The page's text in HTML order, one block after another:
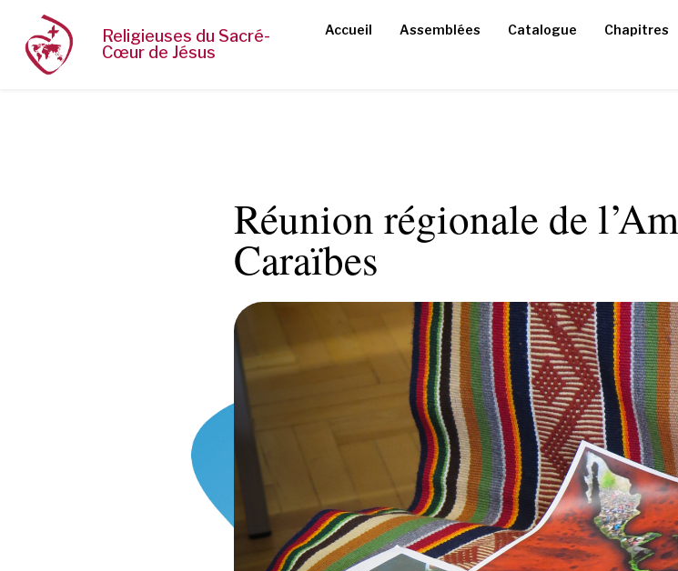
Religieuses du Sacré-
Cœur de Jésus
Accueil Assemblées Catalogue Chapitres
Réunion régionale de
Caraïbes